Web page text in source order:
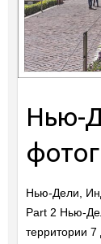
Нью-
Нью-Дели,
Part 2 Нью-
территории 7